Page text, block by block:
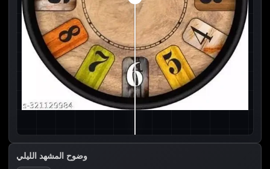
وضوح المشهد الليلي